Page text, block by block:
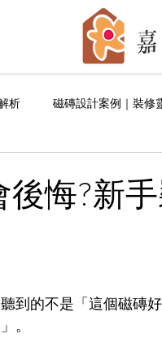
析 磁磚設計案例｜裝修
悔?新
到的不是「這個磁磚
。